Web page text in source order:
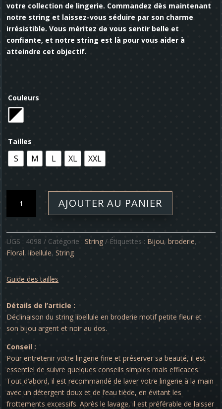
votre collection de lingerie. Commandez dès maintenant
notre string et laissez-vous séduire par son charme
irrésistible. Vous méritez de vous sentir belle et
confiante, et notre string est là pour vous aider à
atteindre cet objectif.
Couleurs
Tailles
S M L XL XXL
String
Floral
AJOUTER AU PANIER
UGS : 4098 Catégorie :String Étiquettes : Bijou,broderie,
Floral,libellule,String
Guide des tailles
Détails de l’article :
Déclinaison du string libellule en broderie motif petite fleur et
son bijou argent et noir au dos.
Conseil :
Pour entretenir votre lingerie fine et préserver sa beauté, il est
essentiel de suivre quelques conseils simples mais efficaces.
Tout d’abord, il est recommandé de laver votre lingerie à la main
avec un détergent doux et de l’eau tiède, en évitant les
frottements excessifs. Après le lavage, il est préférable de laisser